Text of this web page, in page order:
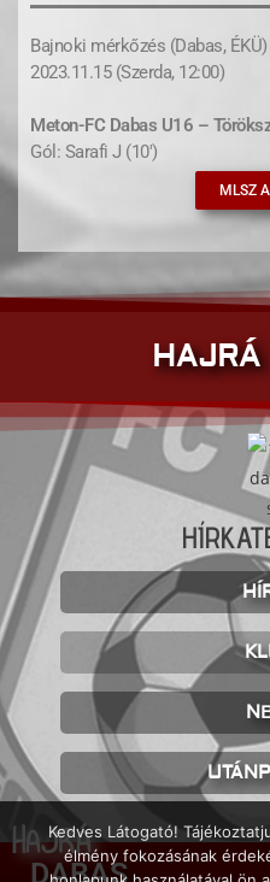
Bajnoki mérkőzés (Dabas, ÉKÜ)
2023.11.15 (Szerda, 12:00)
Meton-FC Dabas U16 –
Gól: Sarafi J (10′)
MLSZ
HAJRÁ
HAJRÁ
DABAS
Kedves Látogató!
élmény fokozásának